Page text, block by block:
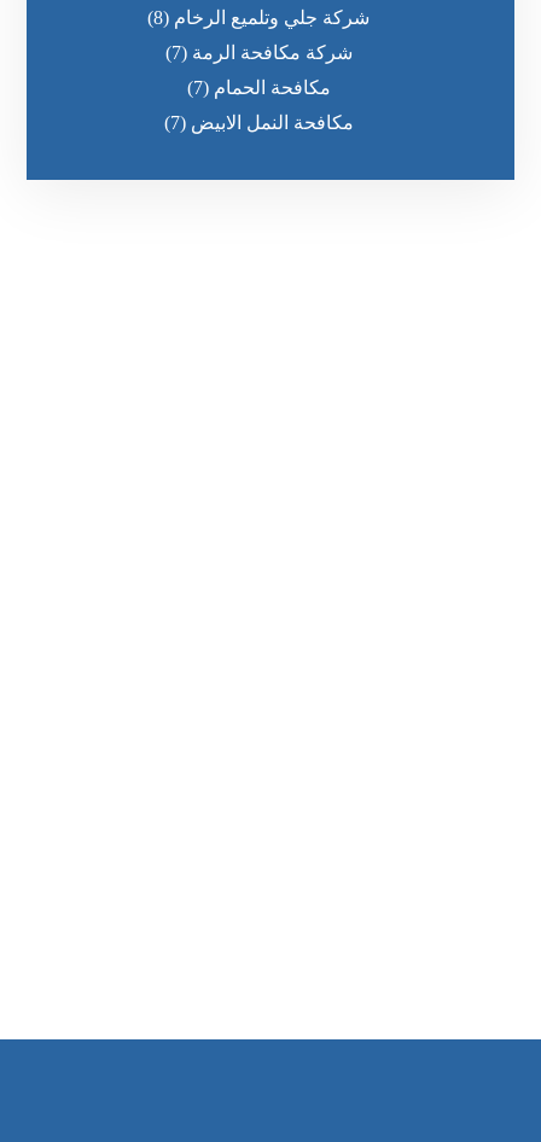
شركة جلي وتلميع الرخام (8)
شركة مكافحة الرمة (7)
مكافحة الحمام (7)
مكافحة النمل الابيض (7)